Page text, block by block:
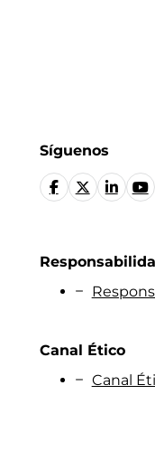
Síguenos
Canal Ético
Canal